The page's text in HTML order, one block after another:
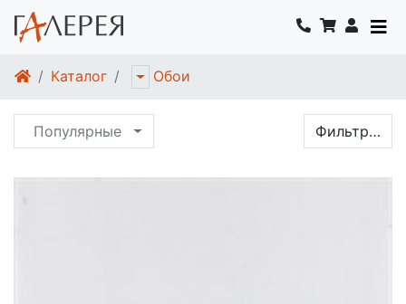
Каталог Обои
Популярные Фильтр…